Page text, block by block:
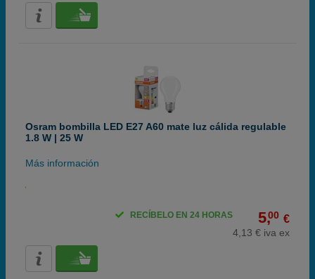
Osram bombilla LED E27 A60 mate luz cálida regulable
1.8 W | 25 W
Más información
5,00 €
4,13 € iva ex
RECÍBELO EN 24 HORAS